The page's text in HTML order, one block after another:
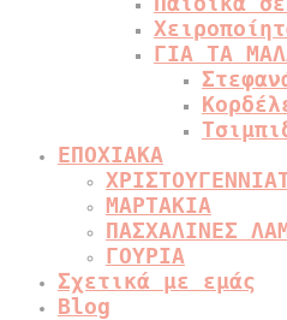
ΓΙΑ ΤΑ
ΕΠΟΧΙΑΚΑ
ΜΑΡΤΑΚΙΑ
ΠΑΣΧΑΛΙΝΕΣ
ΓΟΥΡΙΑ
Σχετικά με εμάς
Blog